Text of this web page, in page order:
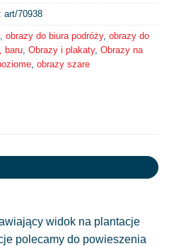
art/70938
, obrazy do biura podróży, obrazy do
baru, Obrazy i plakaty, Obrazy na
obrazy szare
widok na plantacje
polecamy do powieszenia